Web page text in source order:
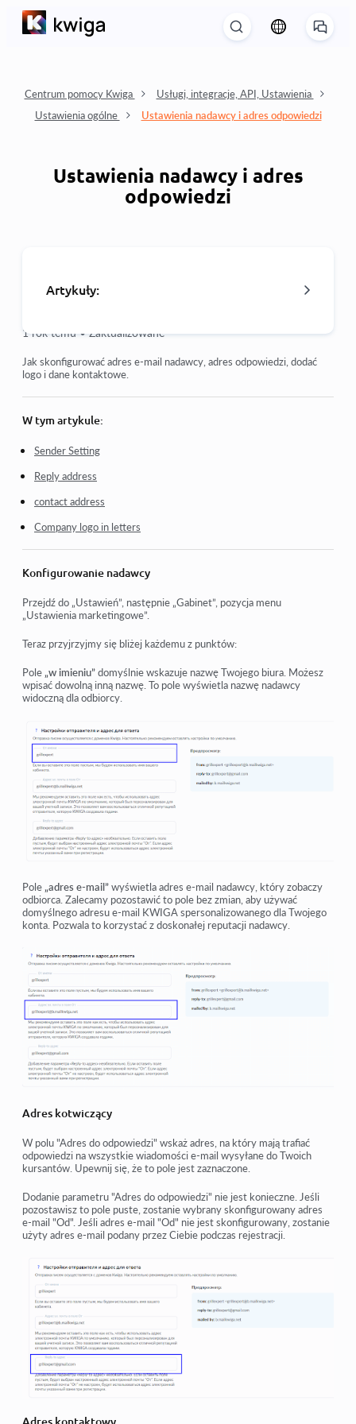
Centrum pomocy Kwiga
Usługi, integracje, API, Ustawienia
Ustawienia ogólne
Ustawienia nadawcy i adres odpowiedzi
Ustawienia nadawcy i adres
odpowiedzi
Artykuły:
Kontrola dostępu
Jak ustawić logo (podgląd) swojego projektu dla
komunikatorów
Zmiana nazwy projektu (kabinetu) i innych ustawień
publicznych
Dodawanie swojej oferty na platformie Kwiga
Jak połączyć dodatkowy projekt
Zmiana hasła i ustawienia logowania
Zobacz więcej
1 rok temu • Zaktualizowane
Jak skonfigurować adres e-mail nadawcy, adres odpowiedzi, dodać
logo i dane kontaktowe.
W tym artykule:
Sender Setting
Reply address
contact address
Company logo in letters
Konfigurowanie nadawcy
Przejdź do „Ustawień”, następnie „Gabinet”, pozycja menu
„Ustawienia marketingowe”.
Teraz przyjrzyjmy się bliżej każdemu z punktów:
Pole„w imieniu”domyślnie wskazuje nazwę Twojego biura. Możesz
wpisać dowolną inną nazwę. To pole wyświetla nazwę nadawcy
widoczną dla odbiorcy.
Pole„adres e-mail”wyświetla adres e-mail nadawcy, który zobaczy
odbiorca. Zalecamy pozostawić to pole bez zmian, aby używać
domyślnego adresu e-mail KWIGA spersonalizowanego dla Twojego
konta. Pozwala to korzystać z doskonałej reputacji nadawcy.
Adres kotwiczący
W polu "Adres do odpowiedzi" wskaż adres, na który mają trafiać
odpowiedzi na wszystkie wiadomości e-mail wysyłane do Twoich
kursantów. Upewnij się, że to pole jest zaznaczone.
Dodanie parametru "Adres do odpowiedzi" nie jest konieczne. Jeśli
pozostawisz to pole puste, zostanie wybrany skonfigurowany adres
e-mail "Od". Jeśli adres e-mail "Od" nie jest skonfigurowany, zostanie
użyty adres e-mail podany przez Ciebie podczas rejestracji.
Adres kontaktowy